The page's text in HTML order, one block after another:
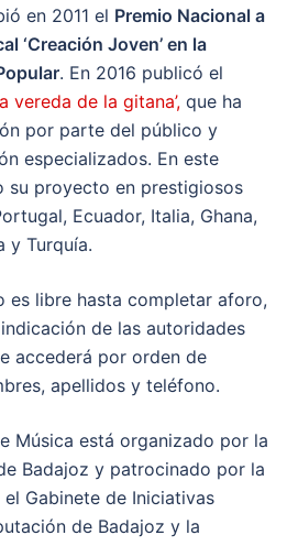
en 2011 el Premio Nacional a
‘Creación Joven’ en la
. En 2016 publicó el
vereda de la gitana’, que ha
por parte del público y
especializados. En este
su proyecto en prestigiosos
Ecuador, Italia, Ghana,
y Turquía.
es libre hasta completar aforo,
de las autoridades
accederá por orden de
apellidos y teléfono.
Música está organizado por la
Badajoz y patrocinado por la
Gabinete de Iniciativas
de Badajoz y la